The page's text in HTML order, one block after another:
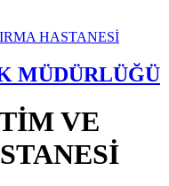
MÜDÜRLÜĞÜ
VE